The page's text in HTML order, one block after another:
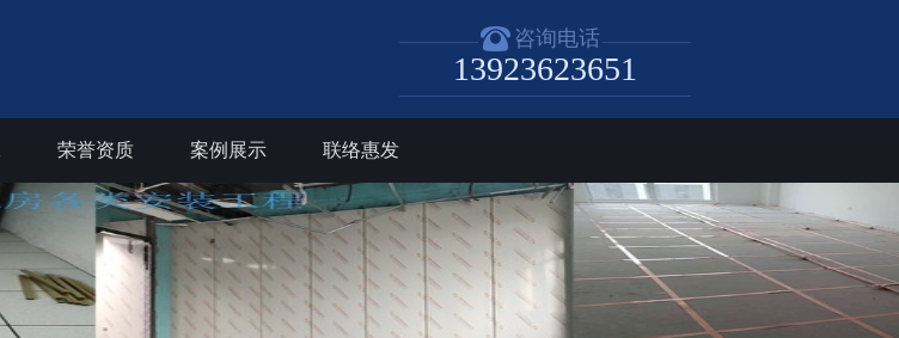
咨询电话
13923623651
荣誉资质 案例展示 联络惠发